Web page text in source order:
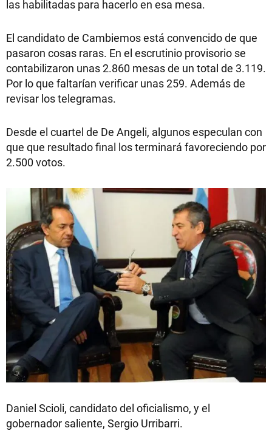
las habilitadas para hacerlo en esa mesa.
El candidato de Cambiemos está convencido de que
pasaron cosas raras. En el escrutinio provisorio se
contabilizaron unas 2.860 mesas de un total de 3.119.
Por lo que faltarían verificar unas 259. Además de
revisar los telegramas.
Desde el cuartel de De Angeli, algunos especulan con
que que resultado final los terminará favoreciendo por
2.500 votos.
Daniel Scioli, candidato del oficialismo, y el
gobernador saliente, Sergio Urribarri.